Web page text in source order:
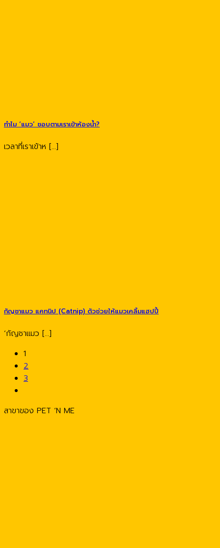
ทำไม ‘แมว’ ชอบตามเราเข้าห้องน้ำ?
เวลาที่เราเข้าห [...]
กัญชาแมว แคทนิป (Catnip) ตัวช่วยให้แมวเคลิ้มแฮปปี้
‘กัญชาแมว [...]
1
2
3
สาขาของ PET ‘N ME